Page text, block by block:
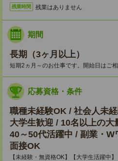
残業時間 残業はありません
期間
長期（3ヶ月以上）
短期2ヵ月～のお仕事です。開始日はご
応募資格・条件
職種未経験OK / 社会人未
大学生歓迎 / 10名以上の大
40～50代活躍中 / 副業・W
面接OK
【未経験・無資格OK】【大学生活躍中】